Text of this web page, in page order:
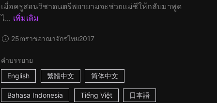
เมื่อครูสอนวิชาดนตรีพยายามจะช่วยแม่ชีให้กลับมาพูด
ไ... เพิ่มเติม
25mราชอาณาจักรไทย2017
คำบรรยาย
English
繁體中文 简体中文
Bahasa Indonesia Tiếng Việt 日本語